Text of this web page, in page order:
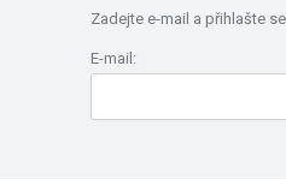
Zadejte e-mail a přihlašte
E-mail: